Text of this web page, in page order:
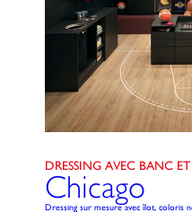
DRESSING AVEC BANC
Chicago
Dressing sur mesure avec îlot, coloris